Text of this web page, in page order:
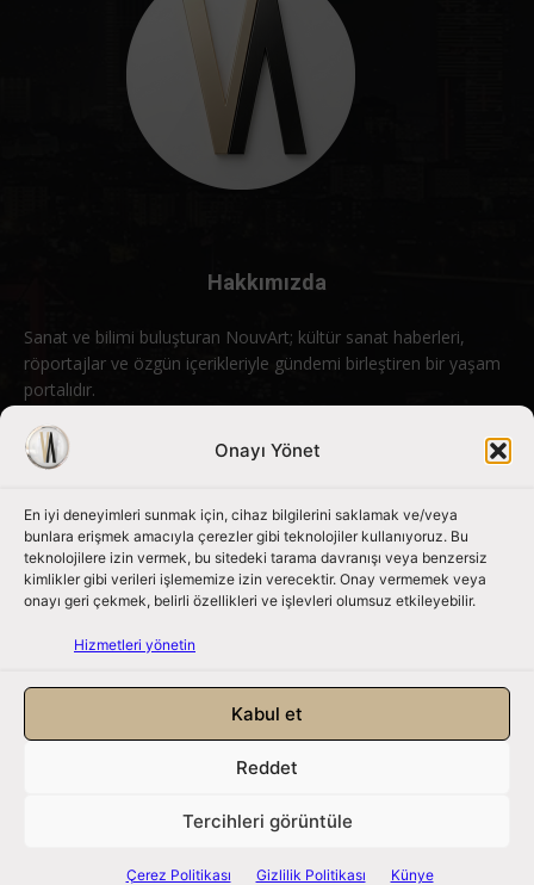
Onayı Yönet
En iyi deneyimleri sunmak için, cihaz bilgilerini saklamak ve/veya
bunlara erişmek amacıyla çerezler gibi teknolojiler kullanıyoruz. Bu
teknolojilere izin vermek, bu sitedeki tarama davranışı veya benzersiz
kimlikler gibi verileri işlememize izin verecektir. Onay vermemek veya
onayı geri çekmek, belirli özellikleri ve işlevleri olumsuz etkileyebilir.
Hizmetleri yönetin
Kabul et
Reddet
Tercihleri görüntüle
Çerez Politikası Gizlilik Politikası Künye
Hakkımızda
Sanat ve bilimi buluşturan NouvArt; kültür sanat haberleri,
röportajlar ve özgün içerikleriyle gündemi birleştiren bir yaşam
portalıdır.
Bizimle iletişime geçin: info@nouvart.net
Bizi Takip Edin
Künye|İletişim